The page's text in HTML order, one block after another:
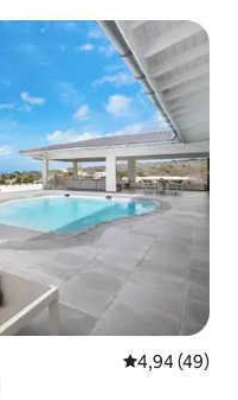
4,94 av 5 i
4,94 (49)